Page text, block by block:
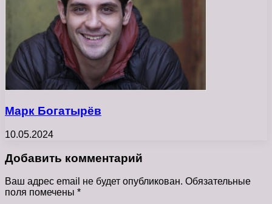
Марк Богатырёв
10.05.2024
Добавить комментарий
Ваш адрес email не будет опубликован. Обязательные
поля помечены *